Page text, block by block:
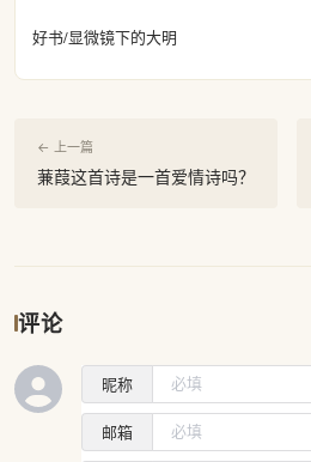
好书/显微镜下的大明
← 上一篇
蒹葭这首诗是一首爱情诗吗？
评论
昵称
邮箱